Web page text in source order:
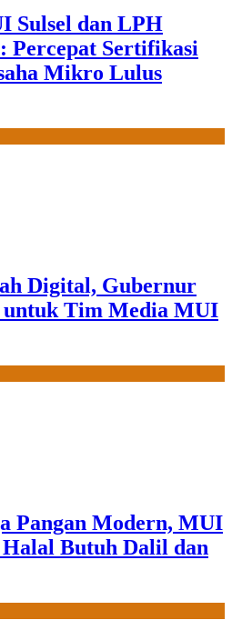
Sulsel dan LPH
Percepat Sertifikasi
Mikro Lulus
Digital, Gubernur
Tim Media MUI
Pangan Modern, MUI
Halal Butuh Dalil dan